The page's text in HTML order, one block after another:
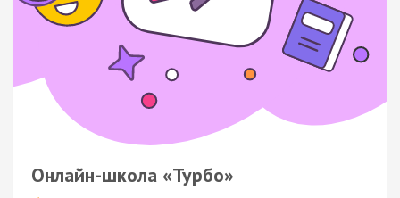
Онлайн-школа «Турбо»